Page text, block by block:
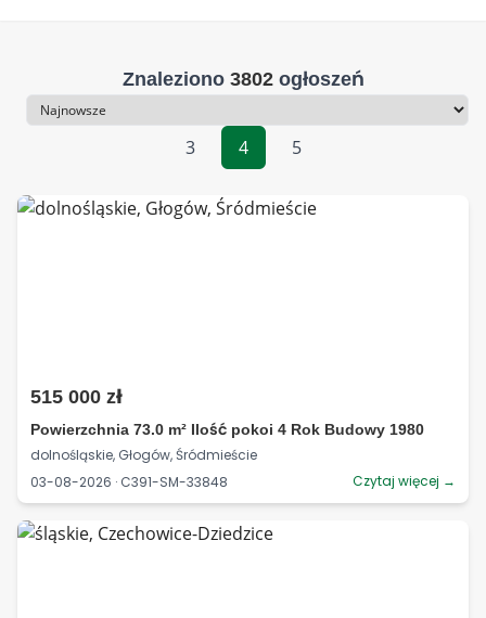
Znaleziono 3802ogłoszeń
Sortowanie
3
4 5
515 000 zł
Powierzchnia 73.0 m² Ilość pokoi 4 Rok Budowy 1980
dolnośląskie, Głogów, Śródmieście
03-08-2026 · C391-SM-33848
Czytaj więcej →